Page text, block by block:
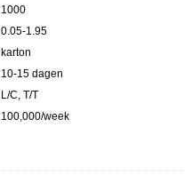
1000
0.05-1.95
karton
10-15 dagen
L/C, T/T
100,000/week